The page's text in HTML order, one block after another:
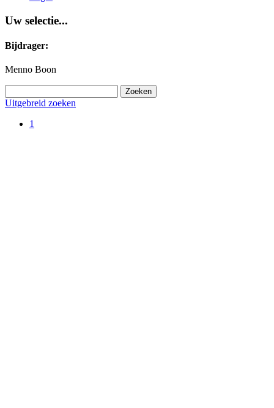
Uw selectie...
Bijdrager:
Menno Boon
Uitgebreid zoeken
1